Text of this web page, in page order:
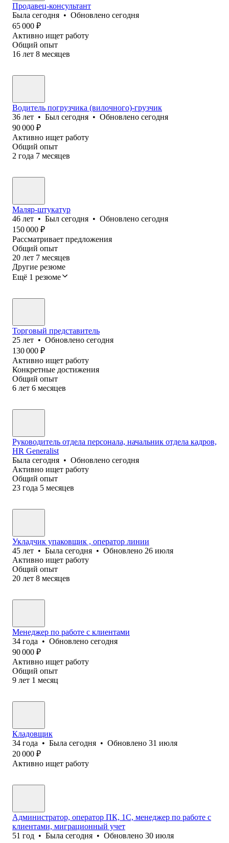
Продавец-консультант
Была сегодня • Обновлено сегодня
65 000 ₽
Активно ищет работу
Общий опыт
16 лет 8 месяцев
Водитель погрузчика (вилочного)-грузчик
36 лет • Был сегодня • Обновлено сегодня
90 000 ₽
Активно ищет работу
Общий опыт
2 года 7 месяцев
Маляр-штукатур
46 лет • Был сегодня • Обновлено сегодня
150 000 ₽
Рассматривает предложения
Общий опыт
20 лет 7 месяцев
Другие резюме
Ещё 1 резюме
Торговый представитель
25 лет • Обновлено сегодня
130 000 ₽
Активно ищет работу
Конкретные достижения
Общий опыт
6 лет 6 месяцев
Руководитель отдела персонала, начальник отдела кадров,
HR Generalist
Была сегодня • Обновлено сегодня
Активно ищет работу
Общий опыт
23 года 5 месяцев
Укладчик упаковщик , оператор линии
45 лет • Была сегодня • Обновлено 26 июля
Активно ищет работу
Общий опыт
20 лет 8 месяцев
Менеджер по работе с клиентами
34 года • Обновлено сегодня
90 000 ₽
Активно ищет работу
Общий опыт
9 лет 1 месяц
Кладовщик
34 года • Была сегодня • Обновлено 31 июля
20 000 ₽
Активно ищет работу
Администратор, оператор ПК, 1С, менеджер по работе с
клиентами, миграционный учет
51 год • Была сегодня • Обновлено 30 июля